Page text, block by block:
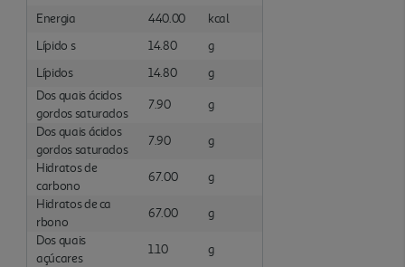
Energia
440.00
kcal
Lípido s
14.80
g
Lípidos
14.80
g
Dos quais ácidos
gordos saturados
7.90
g
Dos quais ácidos
gordos saturados
7.90
g
Hidratos de
carbono
67.00
g
Hidratos de ca
rbono
67.00
g
Dos quais
açúcares
1.10
g